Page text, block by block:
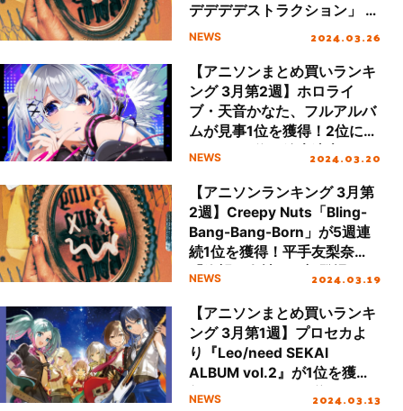
デデデデストラクション」 主
題歌「青春謳歌」「絶絶絶絶
り！
NEWS 2024.03.26
【アニソンまとめ買いランキ
ング 3月第2週】ホロライ
ブ・天音かなた、フルアルバ
ムが見事1位を獲得！2位に
ASCA、3位に鈴木達央がラ
NEWS 2024.03.20
【アニソンランキング 3月第
2週】Creepy Nuts「Bling-
Bang-Bang-Born」が5週連
続1位を獲得！平手友梨奈
「絶望の女神」が初登場
NEWS 2024.03.19
【アニソンまとめ買いランキ
ング 3月第1週】プロセカよ
り『Leo/need SEKAI
ALBUM vol.2』が1位を獲
得！ときのそらが2位、ウマ
NEWS 2024.03.13